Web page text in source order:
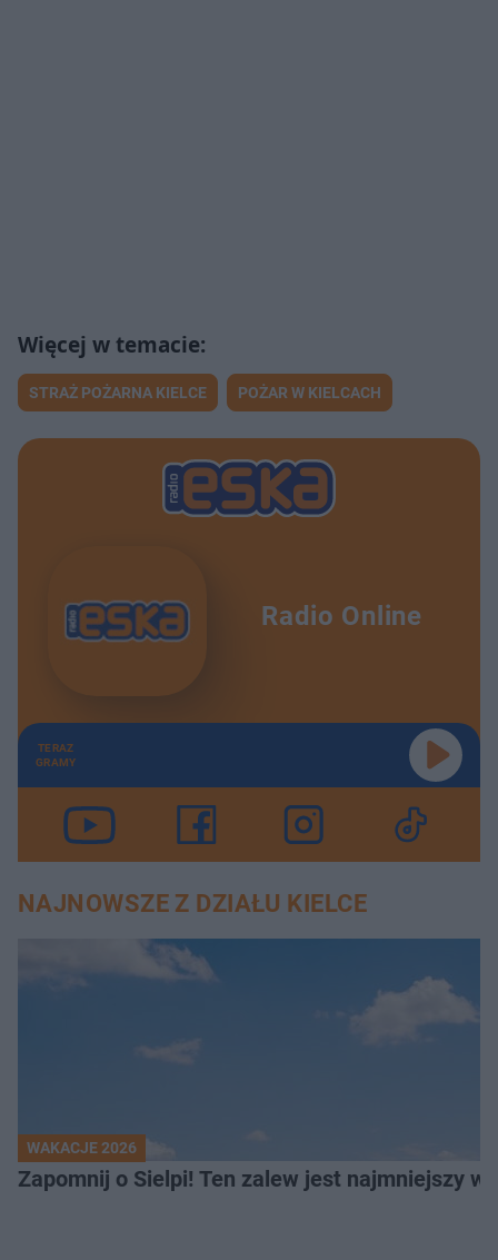
STRAŻ POŻARNA KIELCE POŻAR W KIELCACH
Radio Online
TERAZ
GRAMY
NAJNOWSZE Z DZIAŁU KIELCE
WAKACJE 2026